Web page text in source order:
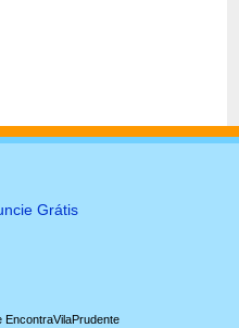
Grátis
EncontraVilaPrudente